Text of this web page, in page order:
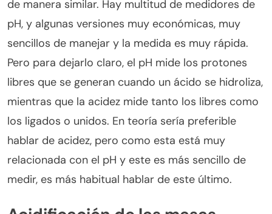
de manera similar. Hay multitud de medidores de
pH, y algunas versiones muy económicas, muy
sencillos de manejar y la medida es muy rápida.
Pero para dejarlo claro, el pH mide los protones
libres que se generan cuando un ácido se hidroliza,
mientras que la acidez mide tanto los libres como
los ligados o unidos. En teoría sería preferible
hablar de acidez, pero como esta está muy
relacionada con el pH y este es más sencillo de
medir, es más habitual hablar de este último.